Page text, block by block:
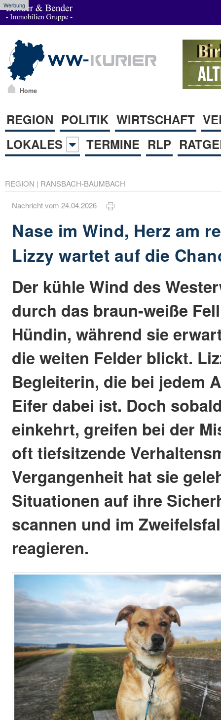
Werbung
Home
REGION POLITIK WIRTSCHAFT
LOKALES
TERMINE RLP
REGION | RANSBACH-BAUMBACH
Nachricht vom 24.04.2026
Nase im Wind, Herz am
Lizzy wartet auf die
Der kühle Wind des
durch das braun-weiße
Hündin, während sie
die weiten Felder blickt.
Begleiterin, die bei jedem
Eifer dabei ist. Doch
einkehrt, greifen bei der
oft tiefsitzende
Vergangenheit hat sie
Situationen auf ihre
scannen und im
reagieren.